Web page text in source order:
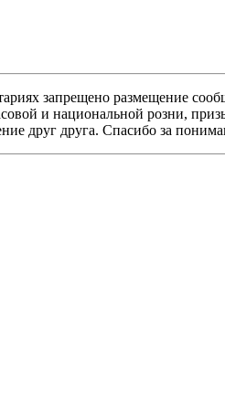
запрещено размещение
и национальной розни,
друг друга. Спасибо за